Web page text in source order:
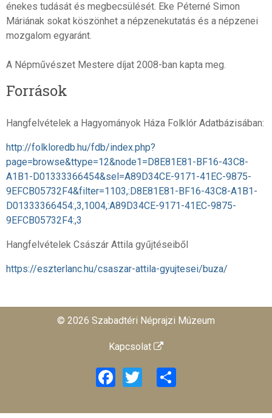
énekes tudását és megbecsülését. Eke Péterné Simon
Máriának sokat köszönhet a népzenekutatás és a népzenei
mozgalom egyaránt.
A Népművészet Mestere díjat 2008-ban kapta meg.
Források
Hangfelvételek a Hagyományok Háza Folklór Adatbázisában:
http://folkloredb.hu/fdb/index.php?
page=browse&ttype=12&node1=D8E81E81-BF16-43C8-
A1B1-D01333366454&sel=A89D34CE-9171-41EC-9875-
9EFCB05732F4&filter=1103,:D8E81E81-BF16-43C8-A1B1-
D01333366454:,3,1004,:A89D34CE-9171-41EC-9875-
9EFCB05732F4:,3
Hangfelvételek Császár Attila gyűjtéseiből
https://eszterlanc.hu/csaszar-attila-gyujtesei/buza/
© 2026 Szabadtéri Néprajzi Múzeum
Kapcsolat
Facebook
Twitter